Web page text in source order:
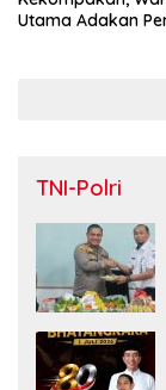
Utama Adakan
TNI-Polri